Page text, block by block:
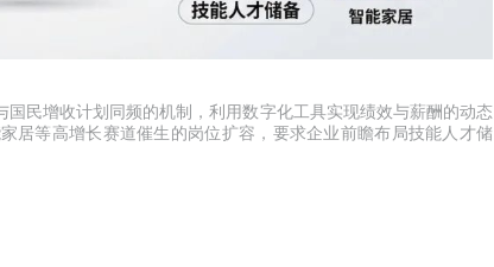
民增收计划同频的机制，利用数字化工具实现绩效与薪酬的动态
居等高增长赛道催生的岗位扩容，要求企业前瞻布局技能人才储